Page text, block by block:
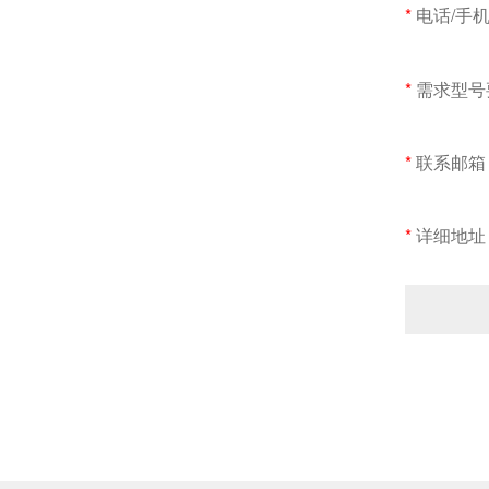
电话/手机
需求型号
联系邮箱
详细地址